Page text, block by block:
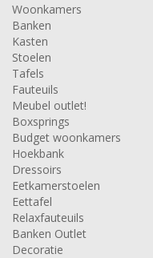
Woonkamers
Banken
Kasten
Stoelen
Tafels
Fauteuils
Meubel outlet!
Boxsprings
Budget woonkamers
Hoekbank
Dressoirs
Eetkamerstoelen
Eettafel
Relaxfauteuils
Banken Outlet
Decoratie